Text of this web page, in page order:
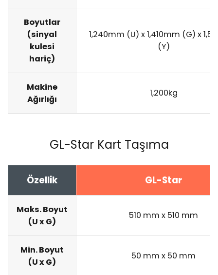
Boyutlar
(sinyal
kulesi
hariç)
1,240mm (U) x 1,410mm (G) x
(Y)
Makine
Ağırlığı
1,200kg
GL-Star Kart Taşıma
Özellik GL-Star
Maks. Boyut
(U x G)
510 mm x 510 mm
Min. Boyut
(U x G)
50 mm x 50 mm